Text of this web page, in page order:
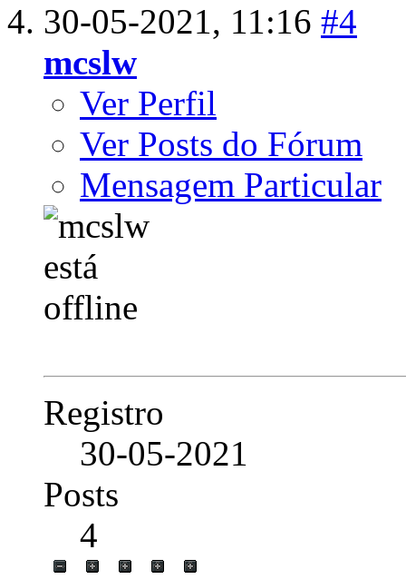
30-05-2021, 11:16 #4
mcslw
Ver Perfil
Ver Posts do Fórum
Mensagem Particular
Registro
30-05-2021
Posts
4